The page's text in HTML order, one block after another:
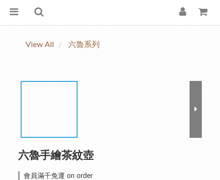
View All 六魯系列
六魯手繪茶紋壺
會員滿千免運 on order